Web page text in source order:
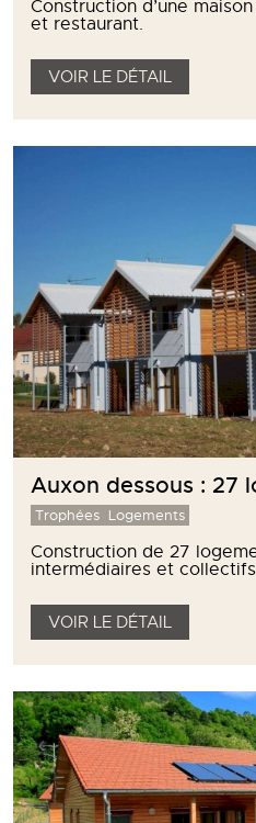
Construction d’une
et restaurant.
VOIR LE DÉTAIL
Auxon dessous : 27
Trophées Logements
Construction de 27
intermédiaires et
VOIR LE DÉTAIL